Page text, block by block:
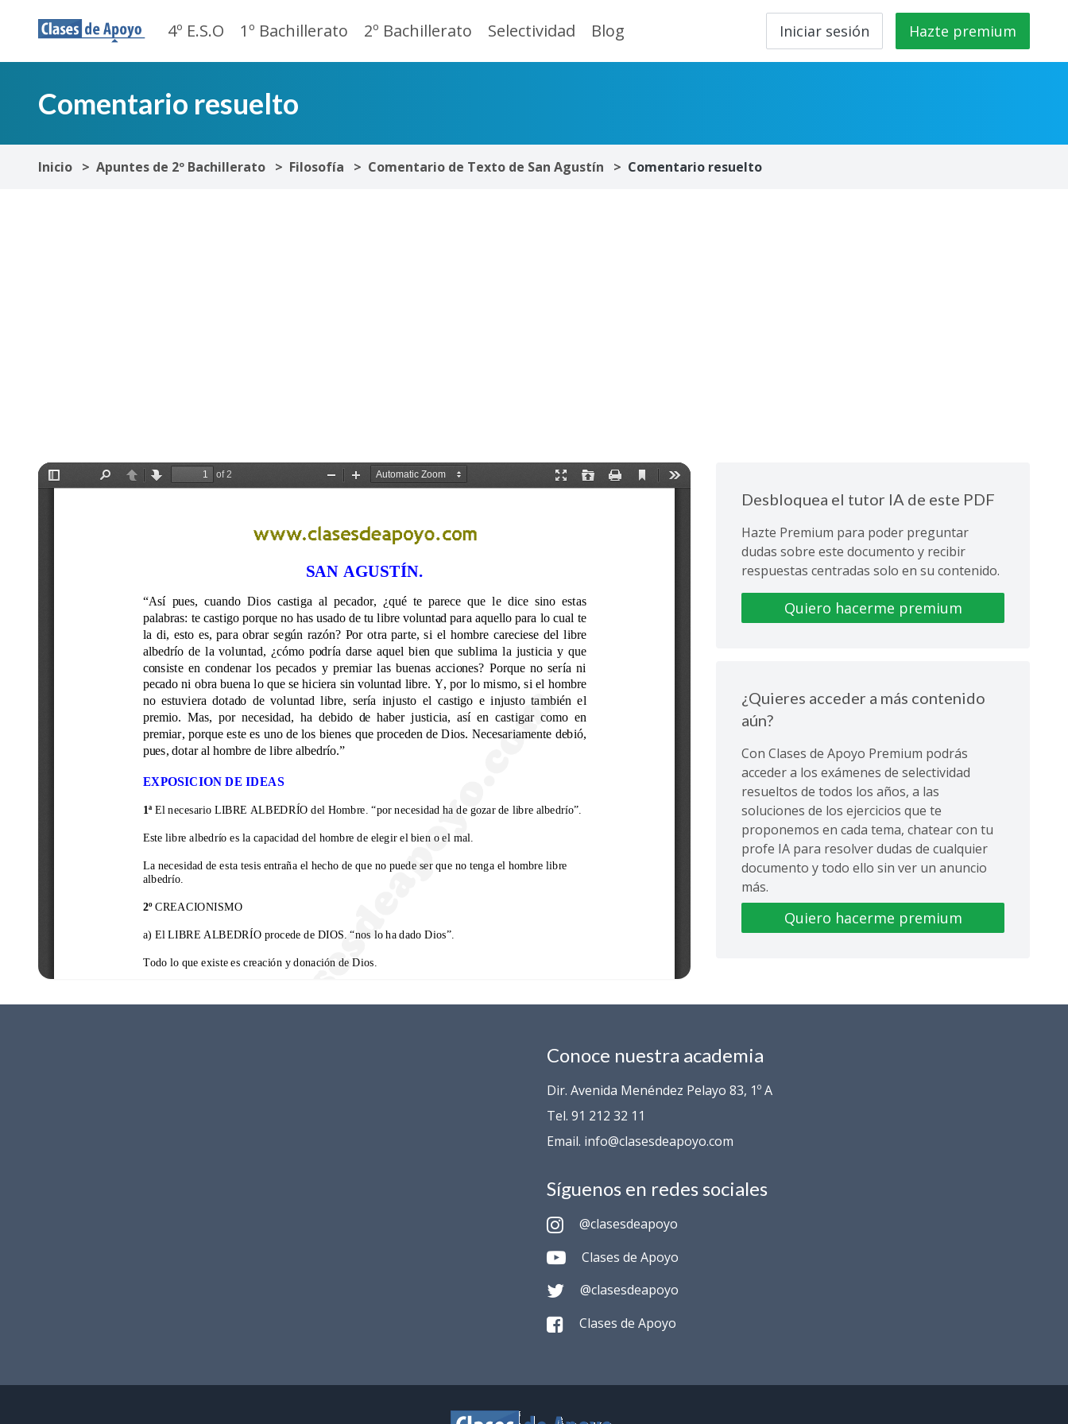
4º E.S.O 1º Bachillerato 2º Bachillerato Selectividad Blog Iniciar sesión Hazte premium
Comentario resuelto
Inicio Apuntes de 2º Bachillerato Filosofía Comentario de Texto de San Agustín Comentario resuelto
Desbloquea el tutor IA de este PDF
Hazte Premium para poder preguntar
dudas sobre este documento y recibir
respuestas centradas solo en su contenido.
Quiero hacerme premium
¿Quieres acceder a más contenido
aún?
Con Clases de Apoyo Premium podrás
acceder a los exámenes de selectividad
resueltos de todos los años, a las
soluciones de los ejercicios que te
proponemos en cada tema, chatear con tu
profe IA para resolver dudas de cualquier
documento y todo ello sin ver un anuncio
más.
Quiero hacerme premium
Conoce nuestra academia
Dir. Avenida Menéndez Pelayo 83, 1º A
Tel. 91 212 32 11
Email. info@clasesdeapoyo.com
Síguenos en redes sociales
@clasesdeapoyo
Clases de Apoyo
@clasesdeapoyo
Clases de Apoyo